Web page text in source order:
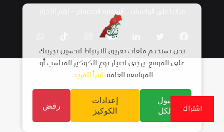
استمارة الانضمام – أهم الأخبار
لينكدإنيوتيوب
نحن نستخدم ملفات تعريف الارتباط لتحسين تجربتك
على الموقع. يرجى اختيار نوع الكوكيز المناسب أو
الموافقة العامة.اقرأ المزيد.
قبول
الكل
إعدادات
الكوكيز
رفض اشتراك